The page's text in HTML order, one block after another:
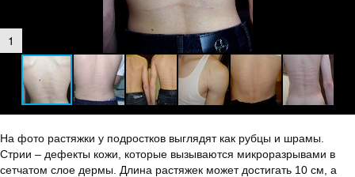
1
На фото растяжки у подростков выглядят как рубцы и шрамы.
Стрии – дефекты кожи, которые вызываются микроразрывами в
сетчатом слое дермы. Длина растяжек может достигать 10 см, а